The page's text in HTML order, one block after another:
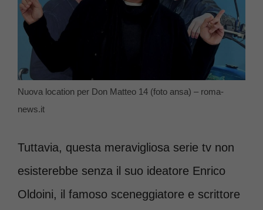
Nuova location per Don Matteo 14 (foto ansa) – roma-
news.it
Tuttavia, questa meravigliosa serie tv non
esisterebbe senza il suo ideatore Enrico
Oldoini, il famoso sceneggiatore e scrittore